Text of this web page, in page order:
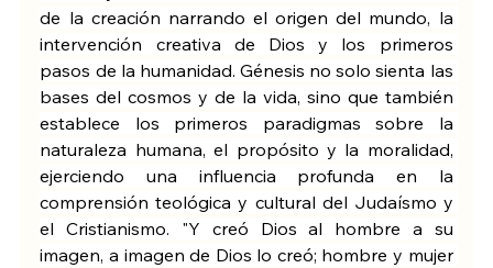
de la creación narrando el origen del mundo, la
intervención creativa de Dios y los primeros
pasos de la humanidad. Génesis no solo sienta las
bases del cosmos y de la vida, sino que también
establece los primeros paradigmas sobre la
naturaleza humana, el propósito y la moralidad,
ejerciendo una influencia profunda en la
comprensión teológica y cultural del Judaísmo y
el Cristianismo. "Y creó Dios al hombre a su
imagen, a imagen de Dios lo creó; hombre y mujer